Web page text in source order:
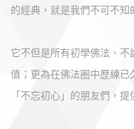
的經典，就是我們不可不知
它不但是所有初學佛法、
值；更為在佛法圈中歷練
「不忘初心」的朋友們，